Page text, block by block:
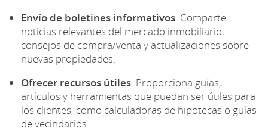
Envío de boletines informativos: Comparte
noticias relevantes del mercado inmobiliario,
consejos de compra/venta y actualizaciones sobre
nuevas propiedades.
Ofrecer recursos útiles: Proporciona guías,
artículos y herramientas que puedan ser útiles para
los clientes, como calculadoras de hipotecas o guías
de vecindarios.